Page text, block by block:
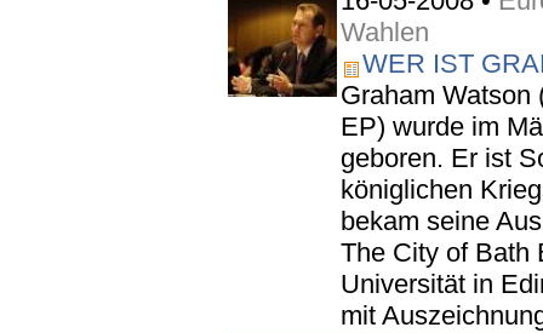
Wahlen
WER IST
Graham Watson
EP) wurde im
geboren. Er ist
königlichen
bekam seine
The City of Bath
Universität in
mit